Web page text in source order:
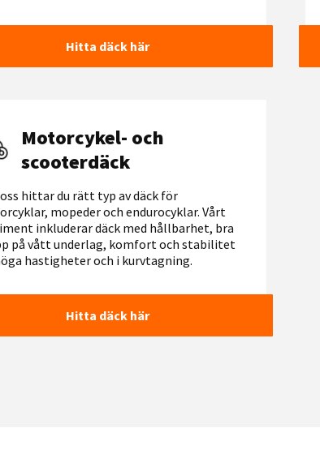
Hitta däck här
Motorcykel- och
scooterdäck
hittar du rätt typ av däck för
mopeder och endurocyklar. Vårt
inkluderar däck med hållbarhet, bra
på vått underlag, komfort och stabilitet
hastigheter och i kurvtagning.
Hitta däck här